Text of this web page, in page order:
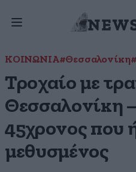
ΚΟΙΝΩΝΙΑ#Θεσσαλονίκη
Τροχαίο με
Θεσσαλονίκη
45χρονος που
μεθυσμένος